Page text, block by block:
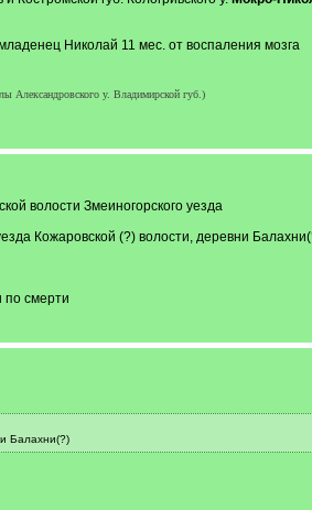
Николай 11 мес. от воспаления мозга
у. Владимирской губ.)
волости Змеиногорского уезда
Кожаровской (?) волости, деревни
по смерти
Балахни(?)